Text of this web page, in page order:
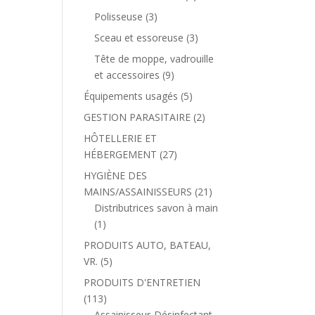
Polisseuse (3)
Sceau et essoreuse (3)
Tête de moppe, vadrouille
et accessoires (9)
Équipements usagés (5)
GESTION PARASITAIRE (2)
HÔTELLERIE ET
HÉBERGEMENT (27)
HYGIÈNE DES
MAINS/ASSAINISSEURS (21)
Distributrices savon à main
(1)
PRODUITS AUTO, BATEAU,
VR. (5)
PRODUITS D'ENTRETIEN
(113)